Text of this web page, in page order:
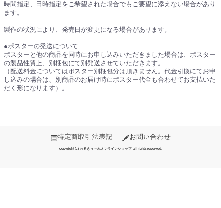
時間指定、日時指定をご希望された場合でもご要望に添えない場合があり
ます。
製作の状況により、発売日が変更になる場合があります。
●ポスターの発送について
ポスターと他の商品を同時にお申し込みいただきました場合は、ポスター
の製品性質上、別梱包にて別発送させていただきます。
（配送料金についてはポスター別梱包分は頂きません。代金引換にてお申
し込みの場合は、別商品のお届け時にポスター代金も合わせてお支払いた
だく形になります）。
特定商取引法表記 お問い合わせ
copyright (c) わるきゅ～れオンラインショップ all rights reserved.